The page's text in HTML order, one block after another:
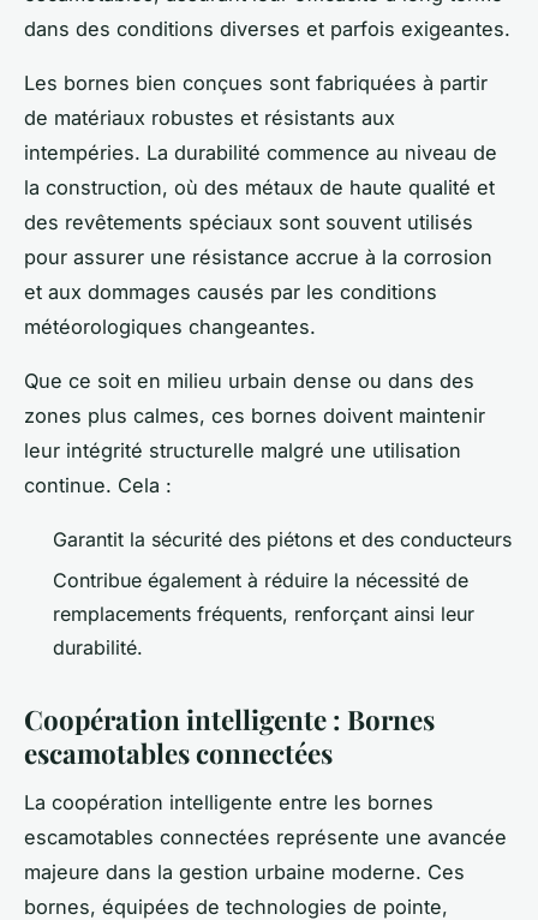
dans des conditions diverses et parfois exigeantes.
Les bornes bien conçues sont fabriquées à partir
de matériaux robustes et résistants aux
intempéries. La durabilité commence au niveau de
la construction, où des métaux de haute qualité et
des revêtements spéciaux sont souvent utilisés
pour assurer une résistance accrue à la corrosion
et aux dommages causés par les conditions
météorologiques changeantes.
Que ce soit en milieu urbain dense ou dans des
zones plus calmes, ces bornes doivent maintenir
leur intégrité structurelle malgré une utilisation
continue. Cela :
Garantit la sécurité des piétons et des conducteurs
Contribue également à réduire la nécessité de
remplacements fréquents, renforçant ainsi leur
durabilité.
Coopération intelligente : Bornes
escamotables connectées
La coopération intelligente entre les bornes
escamotables connectées représente une avancée
majeure dans la gestion urbaine moderne. Ces
bornes, équipées de technologies de pointe,